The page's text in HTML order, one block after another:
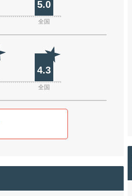
5.0
全国
4.3
全国